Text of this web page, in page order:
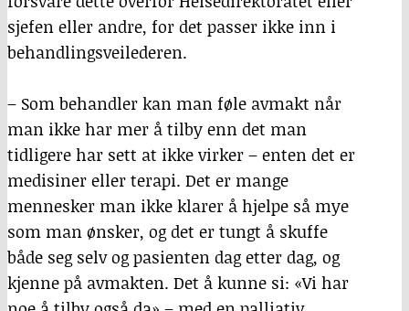
sjefen eller andre, for det passer ikke inn i
behandlingsveilederen.
– Som behandler kan man føle avmakt når
man ikke har mer å tilby enn det man
tidligere har sett at ikke virker – enten det er
medisiner eller terapi. Det er mange
mennesker man ikke klarer å hjelpe så mye
som man ønsker, og det er tungt å skuffe
både seg selv og pasienten dag etter dag, og
kjenne på avmakten. Det å kunne si: «Vi har